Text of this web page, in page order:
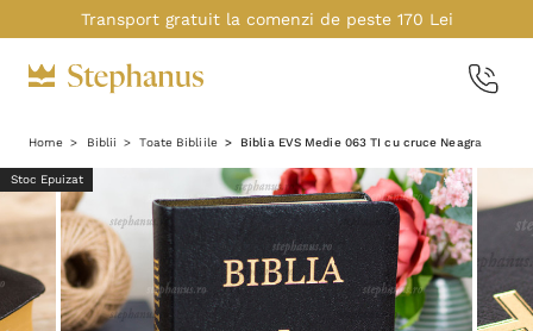
Transport gratuit la comenzi de peste 170 Lei
Home Biblii Toate Bibliile Biblia EVS Medie 063 TI cu cruce Neagra
Stoc Epuizat